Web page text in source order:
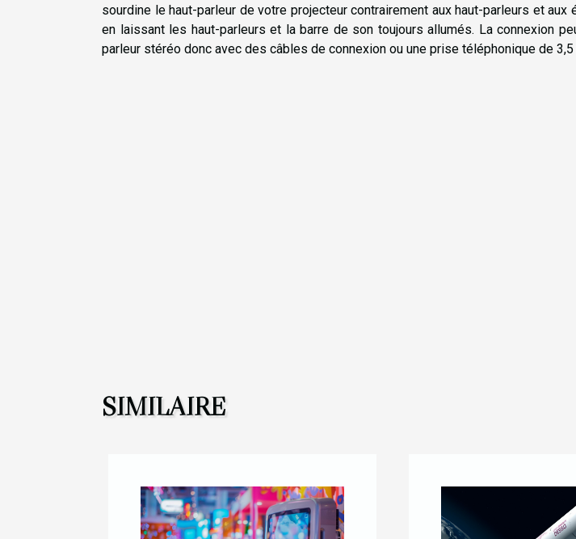
sourdine le haut-parleur de votre projecteur contrairement aux haut-parleurs et
en laissant les haut-parleurs et la barre de son toujours allumés. La connexion
parleur stéréo donc avec des câbles de connexion ou une prise téléphonique de 3,5
SIMILAIRE